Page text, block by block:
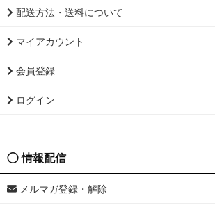
配送方法・送料について
マイアカウント
会員登録
ログイン
情報配信
メルマガ登録・解除